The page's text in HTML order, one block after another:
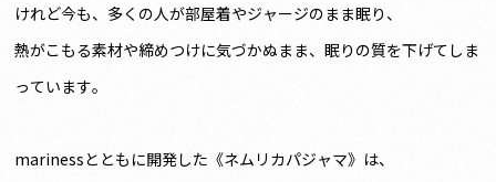
けれど今も、多くの人が部屋着やジャージのまま眠り、
熱がこもる素材や締めつけに気づかぬまま、眠りの質を下げてしま
っています。
marinessとともに開発した《ネムリカパジャマ》は、